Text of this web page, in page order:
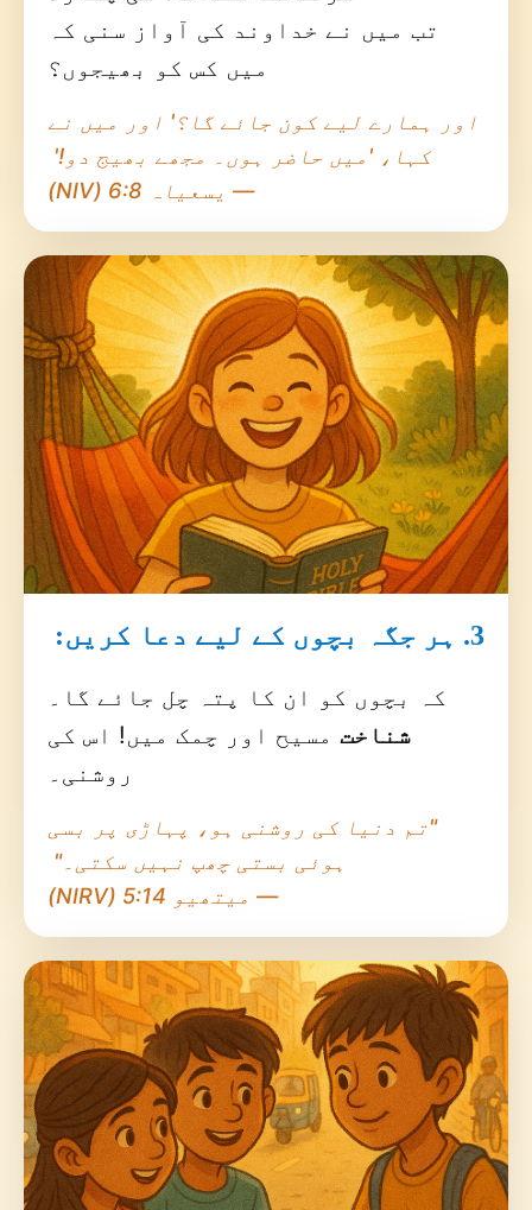
تب میں نے خداوند کی آواز سنی کہ
میں کس کو بھیجوں؟
اور ہمارے لیے کون جائے گا؟' اور میں نے
کہا، 'میں حاضر ہوں۔ مجھے بھیج دو!'
— یسعیاہ 6:8 (NIV)
3. ہر جگہ بچوں کے لیے دعا کریں:
کہ بچوں کو ان کا پتہ چل جائے گا۔
شناخت مسیح اور چمک میں! اس کی
روشنی۔
"تم دنیا کی روشنی ہو، پہاڑی پر بسی
ہوئی بستی چھپ نہیں سکتی۔"
— میتھیو 5:14 (NIRV)